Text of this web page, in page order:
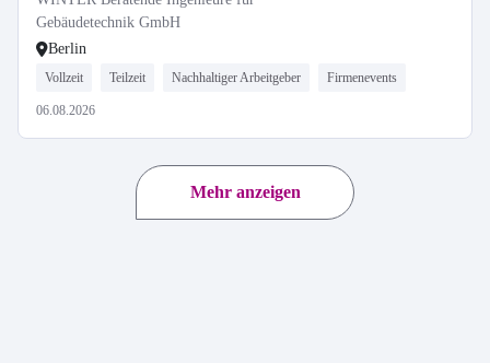
Gebäudetechnik GmbH
Berlin
Vollzeit Teilzeit Nachhaltiger Arbeitgeber Firmenevents
06.08.2026
Mehr anzeigen